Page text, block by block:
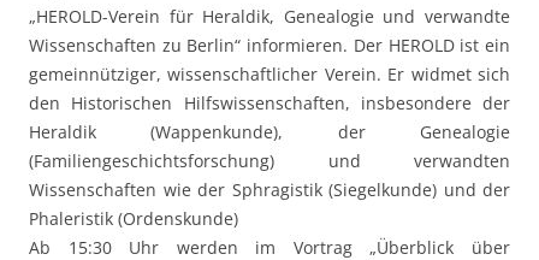
„HEROLD-Verein für Heraldik, Genealogie und verwandte
Wissenschaften zu Berlin“ informieren. Der HEROLD ist ein
gemeinnütziger, wissenschaftlicher Verein. Er widmet sich
den Historischen Hilfswissenschaften, insbesondere der
Heraldik (Wappenkunde), der Genealogie
(Familiengeschichtsforschung) und verwandten
Wissenschaften wie der Sphragistik (Siegelkunde) und der
Phaleristik (Ordenskunde)
Ab 15:30 Uhr werden im Vortrag „Überblick über